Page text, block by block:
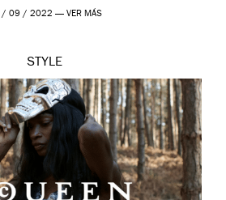
momento, caracteriza […]
/ 09 / 2022 — VER MÁS
STYLE